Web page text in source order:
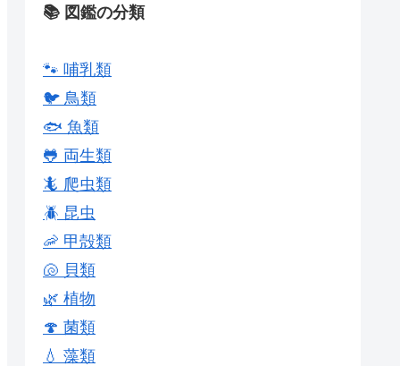
📚 図鑑の分類
🐾 哺乳類
🐦 鳥類
🐟 魚類
🐸 両生類
🦎 爬虫類
🪲 昆虫
🦐 甲殻類
🐚 貝類
🌿 植物
🍄 菌類
💧 藻類